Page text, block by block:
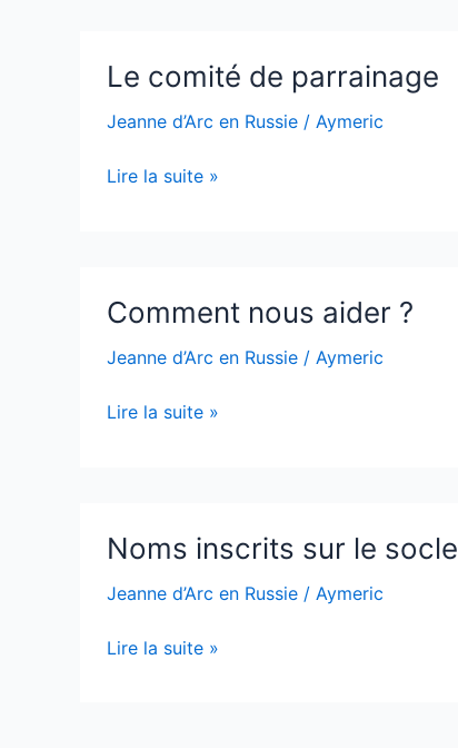
Le comité de parrainage
Jeanne d’Arc en Russie / Aymeric
comité
parrainage
Lire la suite »
Comment nous aider ?
Jeanne d’Arc en Russie / Aymeric
nous
?
Lire la suite »
Noms inscrits sur le socle
Jeanne d’Arc en Russie / Aymeric
inscrits
le
Lire la suite »